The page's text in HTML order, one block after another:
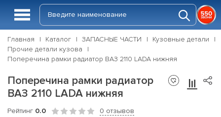
Главная Каталог ЗАПАСНЫЕ ЧАСТИ
Кузовные детали
Прочие детали кузова
Поперечина рамки радиатор ВАЗ 2110 LADA нижняя
Поперечина рамки радиатор
ВАЗ 2110 LADA нижняя
Рейтинг 0.0 0 отзывов